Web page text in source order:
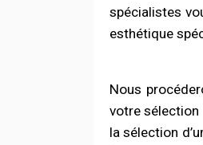
spécialistes
esthétique
Nous
votre sélection
la sélection